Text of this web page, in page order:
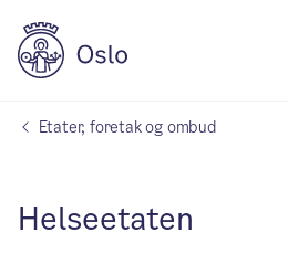
Etater, foretak og ombud
Helseetaten